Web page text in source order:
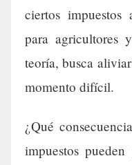
ciertos impuestos
para agricultores
teoría, busca
momento difícil.
¿Qué
impuestos